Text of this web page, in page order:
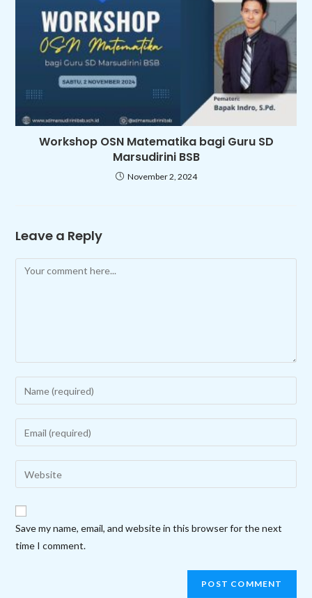
Workshop OSN Matematika bagi Guru SD
Marsudirini BSB
November 2, 2024
Leave a Reply
Comment
your
name
to
comment
your
email
address
comment
your
website
URL
Save my name, email, and website in this browser for the next
time I comment.